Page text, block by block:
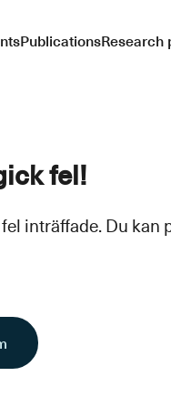
PublicationsResearch
fel!
inträffade. Du kan